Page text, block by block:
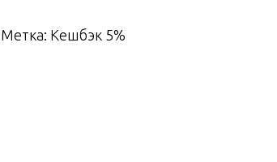
Метка: Кешбэк 5%